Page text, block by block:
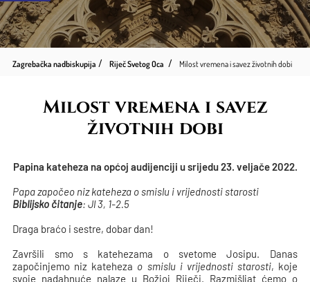
Zagrebačka nadbiskupija Riječ Svetog Oca Milost vremena i savez životnih dobi
Milost vremena i savez
životnih dobi
Papina kateheza na općoj audijenciji u srijedu 23. veljače 2022.
Papa započeo niz kateheza o smislu i vrijednosti starosti
Biblijsko čitanje: Jl 3, 1-2.5
Draga braćo i sestre, dobar dan!
Završili smo s katehezama o svetome Josipu. Danas
započinjemo niz kateheza o smislu i vrijednosti starosti, koje
svoje nadahnuće nalaze u Božjoj Riječi. Razmišljat ćemo o